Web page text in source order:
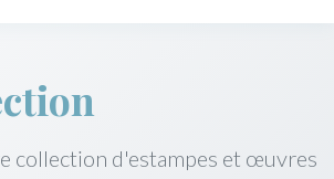
collection d'estampes et œuvres